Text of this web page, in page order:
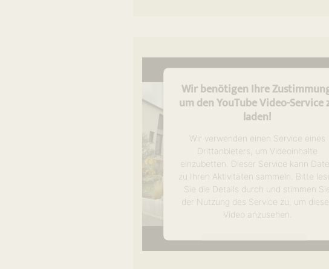
Management Platform
Wir benötigen Ihre
um den YouTube Video-Service
laden!
Wir verwenden einen Service eines
Drittanbieters, um Videoinhalte
einzubetten. Dieser Service kann
zu Ihren Aktivitäten sammeln. Bitte
Sie die Details durch und stimmen
der Nutzung des Service zu, um
Video anzusehen.